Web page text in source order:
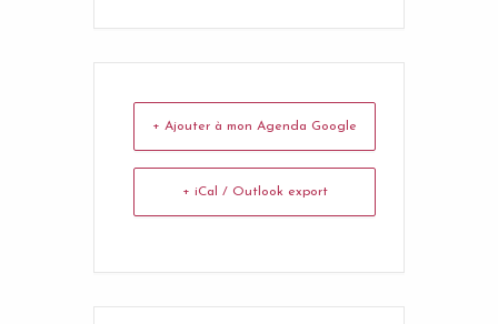
+ Ajouter à mon Agenda Google
+ iCal / Outlook export